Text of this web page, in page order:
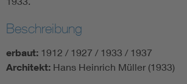
Beschreibung
erbaut: 1912 / 1927 / 1933 / 1937
Architekt: Hans Heinrich Müller (1933)